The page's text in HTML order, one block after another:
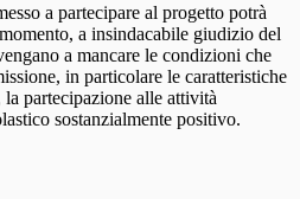
a partecipare al progetto potrà
a insindacabile giudizio del
a mancare le condizioni che
in particolare le caratteristiche
partecipazione alle attività
sostanzialmente positivo.